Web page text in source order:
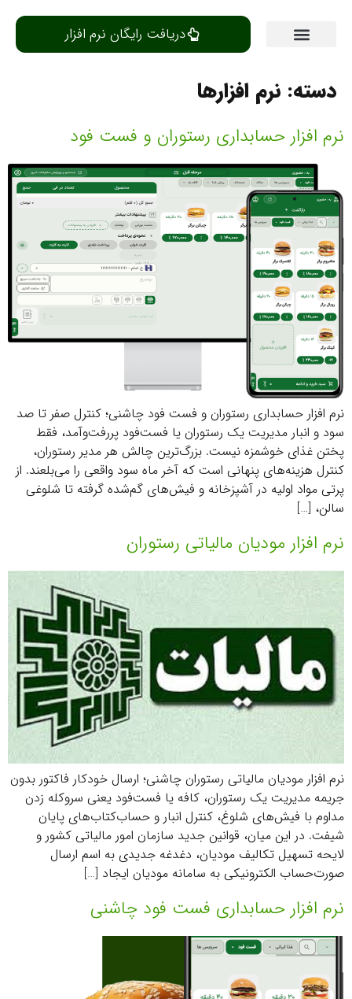
دریافت رایگان نرم افزار
دسته: نرم افزارها
نرم افزار حسابداری رستوران و فست فود
نرم افزار حسابداری رستوران و فست فود چاشنی؛ کنترل صفر تا صد
سود و انبار مدیریت یک رستوران یا فست‌فود پررفت‌وآمد، فقط
پختن غذای خوشمزه نیست. بزرگ‌ترین چالش هر مدیر رستوران،
کنترل هزینه‌های پنهانی است که آخر ماه سود واقعی را می‌بلعند. از
پرتی مواد اولیه در آشپزخانه و فیش‌های گم‌شده گرفته تا شلوغی
سالن، […]
نرم افزار مودیان مالیاتی رستوران
نرم افزار مودیان مالیاتی رستوران چاشنی؛ ارسال خودکار فاکتور بدون
جریمه مدیریت یک رستوران، کافه یا فست‌فود یعنی سروکله زدن
مداوم با فیش‌های شلوغ، کنترل انبار و حساب‌کتاب‌های پایان
شیفت. در این میان، قوانین جدید سازمان امور مالیاتی کشور و
لایحه تسهیل تکالیف مودیان، دغدغه جدیدی به اسم ارسال
صورت‌حساب الکترونیکی به سامانه مودیان ایجاد […]
نرم افزار حسابداری فست فود چاشنی